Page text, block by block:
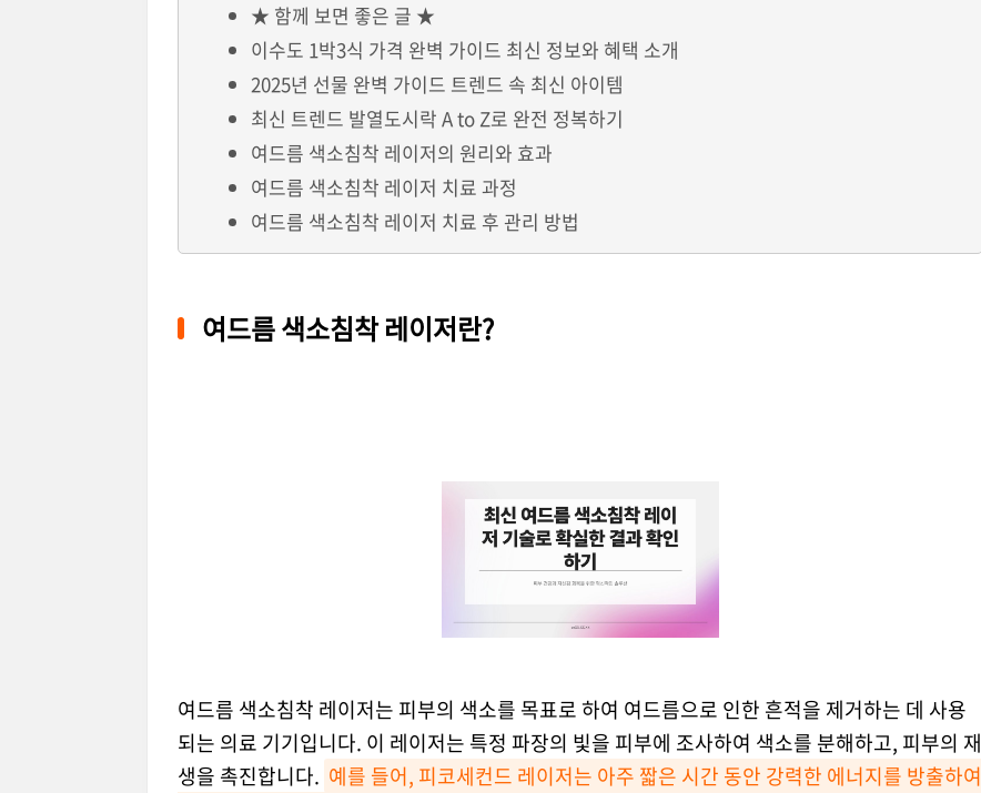
★ 함께 보면 좋은 글 ★
이수도 1박3식 가격 완벽 가이드 최신 정보와 혜택 소개
2025년 선물 완벽 가이드 트렌드 속 최신 아이템
최신 트렌드 발열도시락 A to Z로 완전 정복하기
여드름 색소침착 레이저의 원리와 효과
여드름 색소침착 레이저 치료 과정
여드름 색소침착 레이저 치료 후 관리 방법
여드름 색소침착 레이저란?
여드름 색소침착 레이저는 피부의 색소를 목표로 하여 여드름으로 인한 흔적을 제거하는 데 사용
되는 의료 기기입니다. 이 레이저는 특정 파장의 빛을 피부에 조사하여 색소를 분해하고, 피부의 재
생을 촉진합니다. 예를 들어, 피코세컨드 레이저는 아주 짧은 시간 동안 강력한 에너지를 방출하여